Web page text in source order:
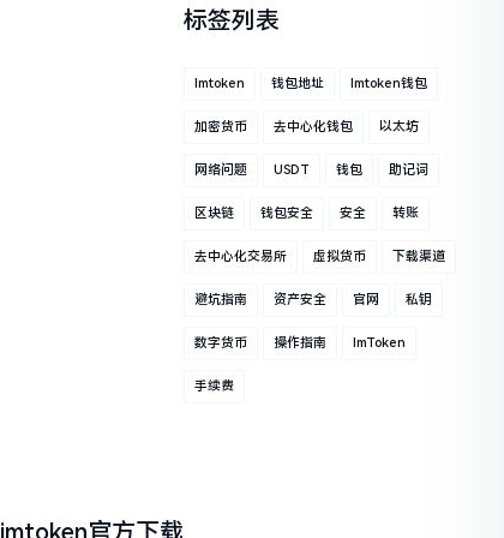
标签列表
Imtoken 钱包地址 Imtoken钱包
加密货币 去中心化钱包 以太坊
网络问题 USDT 钱包 助记词
区块链 钱包安全 安全 转账
去中心化交易所 虚拟货币 下载渠道
避坑指南 资产安全 官网 私钥
数字货币 操作指南 ImToken
手续费